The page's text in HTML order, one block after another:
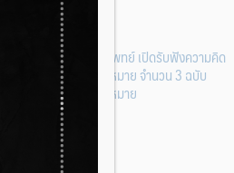
กองควบคุมเครื่องมือแพทย์ เปิดรับฟังความคิด
เห็นหลักการยกร่างกฎหมาย จำนวน 3 ฉบับ
ผ่านระบบกลางทางกฎหมาย
22 กรกฎาคม 2026